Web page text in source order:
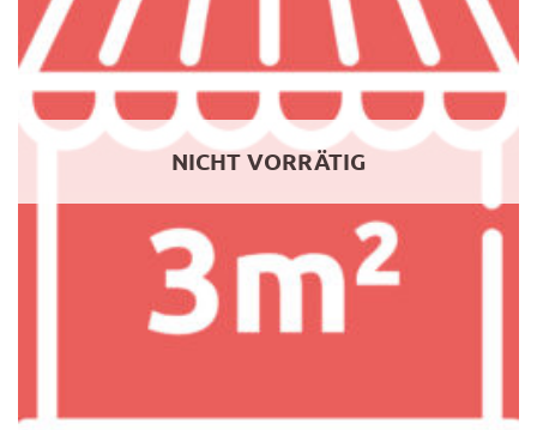
NICHT VORRÄTIG